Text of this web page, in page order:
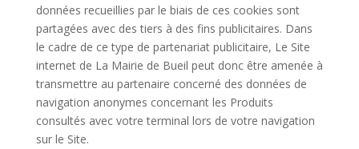
données recueillies par le biais de ces cookies sont
partagées avec des tiers à des fins publicitaires. Dans
le cadre de ce type de partenariat publicitaire, Le Site
internet de La Mairie de Bueil peut donc être amenée à
transmettre au partenaire concerné des données de
navigation anonymes concernant les Produits
consultés avec votre terminal lors de votre navigation
sur le Site.